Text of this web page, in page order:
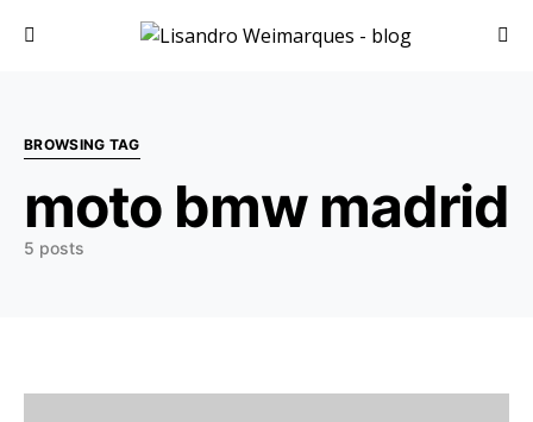
Search for:
BROWSING TAG
moto bmw madrid
5 posts